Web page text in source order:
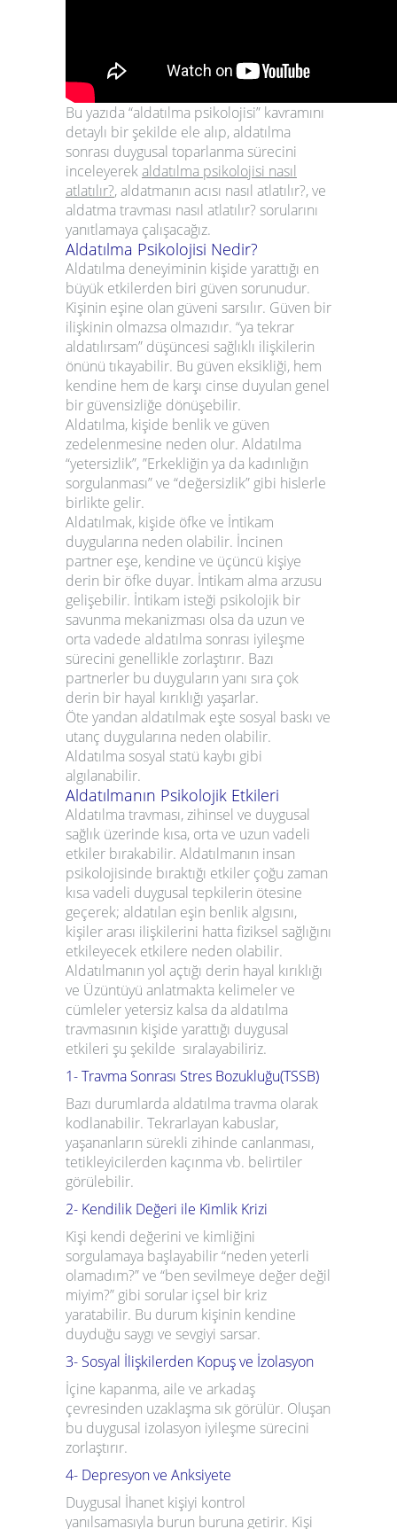
Bu yazıda “aldatılma psikolojisi” kavramını
detaylı bir şekilde ele alıp, aldatılma
sonrası duygusal toparlanma sürecini
inceleyerekaldatılma psikolojisi nasıl
atlatılır?,aldatmanın acısı nasıl atlatılır?, ve
aldatma travması nasıl atlatılır? sorularını
yanıtlamaya çalışacağız.
Aldatılma Psikolojisi Nedir?
Aldatılma deneyiminin kişide yarattığı en
büyük etkilerden biri güven sorunudur.
Kişinin eşine olan güveni sarsılır. Güven bir
ilişkinin olmazsa olmazıdır. “ya tekrar
aldatılırsam” düşüncesi sağlıklı ilişkilerin
önünü tıkayabilir. Bu güven eksikliği, hem
kendine hem de karşı cinse duyulan genel
bir güvensizliğe dönüşebilir.
Aldatılma, kişide benlik ve güven
zedelenmesine neden olur. Aldatılma
“yetersizlik”, ”Erkekliğin ya da kadınlığın
sorgulanması” ve “değersizlik” gibi hislerle
birlikte gelir.
Aldatılmak, kişide öfke ve İntikam
duygularına neden olabilir. İncinen
partner eşe, kendine ve üçüncü kişiye
derin bir öfke duyar. İntikam alma arzusu
gelişebilir. İntikam isteği psikolojik bir
savunma mekanizması olsa da uzun ve
orta vadede aldatılma sonrası iyileşme
sürecini genellikle zorlaştırır. Bazı
partnerler bu duyguların yanı sıra çok
derin bir hayal kırıklığı yaşarlar.
Öte yandan aldatılmak eşte sosyal baskı ve
utanç duygularına neden olabilir.
Aldatılma sosyal statü kaybı gibi
algılanabilir.
Aldatılmanın Psikolojik Etkileri
Aldatılma travması, zihinsel ve duygusal
sağlık üzerinde kısa, orta ve uzun vadeli
etkiler bırakabilir. Aldatılmanın insan
psikolojisinde bıraktığı etkiler çoğu zaman
kısa vadeli duygusal tepkilerin ötesine
geçerek; aldatılan eşin benlik algısını,
kişiler arası ilişkilerini hatta fiziksel sağlığını
etkileyecek etkilere neden olabilir.
Aldatılmanın yol açtığı derin hayal kırıklığı
ve Üzüntüyü anlatmakta kelimeler ve
cümleler yetersiz kalsa da aldatılma
travmasının kişide yarattığı duygusal
etkileri şu şekilde sıralayabiliriz.
1- Travma Sonrası Stres Bozukluğu(TSSB)
Bazı durumlarda aldatılma travma olarak
kodlanabilir. Tekrarlayan kabuslar,
yaşananların sürekli zihinde canlanması,
tetikleyicilerden kaçınma vb. belirtiler
görülebilir.
2- Kendilik Değeri ile Kimlik Krizi
Kişi kendi değerini ve kimliğini
sorgulamaya başlayabilir “neden yeterli
olamadım?” ve “ben sevilmeye değer değil
miyim?” gibi sorular içsel bir kriz
yaratabilir. Bu durum kişinin kendine
duyduğu saygı ve sevgiyi sarsar.
3- Sosyal İlişkilerden Kopuş ve İzolasyon
İçine kapanma, aile ve arkadaş
çevresinden uzaklaşma sık görülür. Oluşan
bu duygusal izolasyon iyileşme sürecini
zorlaştırır.
4- Depresyon ve Anksiyete
Duygusal İhanet kişiyi kontrol
yanılsamasıyla burun buruna getirir. Kişi